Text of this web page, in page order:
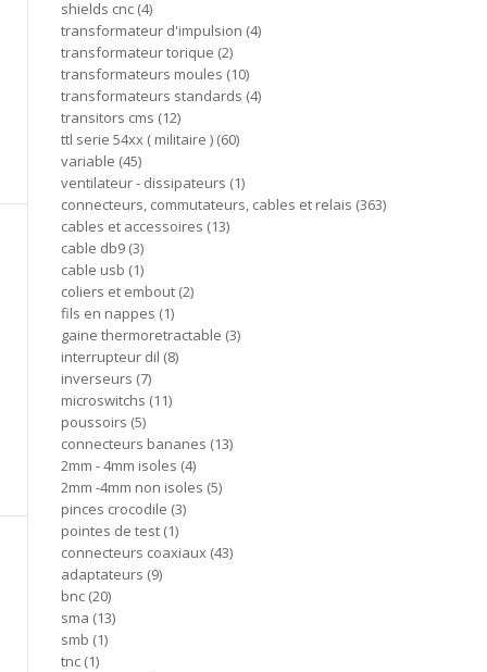
shields cnc 4
transformateur d'impulsion 4
transformateur torique 2
transformateurs moules 10
transformateurs standards 4
transitors cms 12
ttl serie 54xx ( militaire ) 60
variable 45
ventilateur - dissipateurs 1
connecteurs, commutateurs, cables et relais 363
cables et accessoires 13
cable db9 3
cable usb 1
coliers et embout 2
fils en nappes 1
gaine thermoretractable 3
interrupteur dil 8
inverseurs 7
microswitchs 11
poussoirs 5
connecteurs bananes 13
2mm - 4mm isoles 4
2mm -4mm non isoles 5
pinces crocodile 3
pointes de test 1
connecteurs coaxiaux 43
adaptateurs 9
bnc 20
sma 13
smb 1
tnc 1